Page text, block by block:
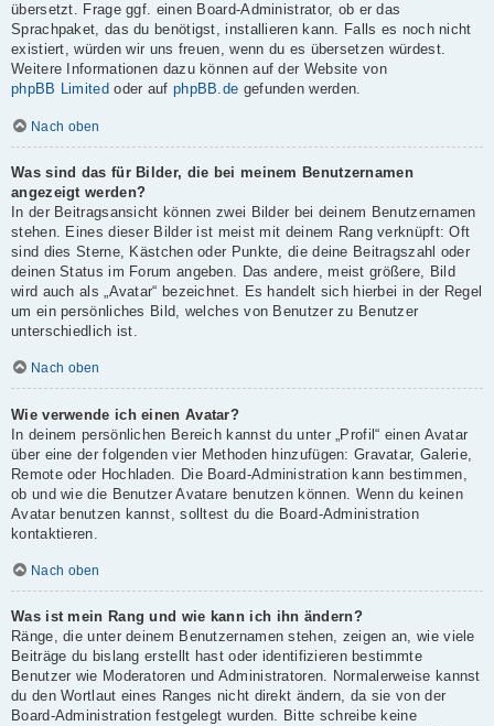
übersetzt. Frage ggf. einen Board-Administrator, ob er das
Sprachpaket, das du benötigst, installieren kann. Falls es noch nicht
existiert, würden wir uns freuen, wenn du es übersetzen würdest.
Weitere Informationen dazu können auf der Website von
phpBB Limited oder auf phpBB.de gefunden werden.
Nach oben
Was sind das für Bilder, die bei meinem Benutzernamen
angezeigt werden?
In der Beitragsansicht können zwei Bilder bei deinem Benutzernamen
stehen. Eines dieser Bilder ist meist mit deinem Rang verknüpft: Oft
sind dies Sterne, Kästchen oder Punkte, die deine Beitragszahl oder
deinen Status im Forum angeben. Das andere, meist größere, Bild
wird auch als „Avatar“ bezeichnet. Es handelt sich hierbei in der Regel
um ein persönliches Bild, welches von Benutzer zu Benutzer
unterschiedlich ist.
Nach oben
Wie verwende ich einen Avatar?
In deinem persönlichen Bereich kannst du unter „Profil“ einen Avatar
über eine der folgenden vier Methoden hinzufügen: Gravatar, Galerie,
Remote oder Hochladen. Die Board-Administration kann bestimmen,
ob und wie die Benutzer Avatare benutzen können. Wenn du keinen
Avatar benutzen kannst, solltest du die Board-Administration
kontaktieren.
Nach oben
Was ist mein Rang und wie kann ich ihn ändern?
Ränge, die unter deinem Benutzernamen stehen, zeigen an, wie viele
Beiträge du bislang erstellt hast oder identifizieren bestimmte
Benutzer wie Moderatoren und Administratoren. Normalerweise kannst
du den Wortlaut eines Ranges nicht direkt ändern, da sie von der
Board-Administration festgelegt wurden. Bitte schreibe keine